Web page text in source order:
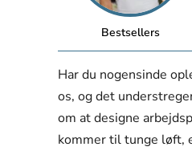
Bestsellers
Har du nogensinde
os, og det
om at designe
kommer til tunge løft,